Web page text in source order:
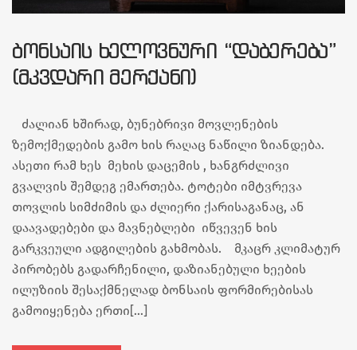
ᲑᲝᲜᲡᲐᲘᲡ ᲮᲔᲚᲝᲕᲜᲣᲠᲘ “ᲓᲐᲑᲔᲠᲔᲑᲐ”
(ᲛᲙᲕᲓᲐᲠᲘ ᲛᲔᲠᲥᲐᲜᲘ)
ძალიან ხშირად, ბუნებრივი მოვლენების
ზემოქმედების გამო ხის რაღაც ნაწილი ზიანდება.
ასეთი რამ ხეს მეხის დაცემის , ხანგრძლივი
გვალვის შემდეგ ემართება. ტოტები იმტვრევა
თოვლის სიმძიმის და ძლიერი ქარისაგანაც, ან
დაავადებები და მავნებლები იწვევენ ხის
გარკვეული ადგილების გახმობას. მკაცრ კლიმატურ
პირობებს გადარჩენილი, დაზიანებული ხეების
ილუზიის შესაქმნელად ბონსაის ფორმირებისას
გამოიყენება ერთი[…]